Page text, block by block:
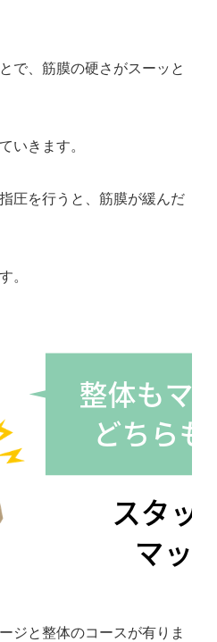
で、筋膜の硬さがスーッと
いきます。
圧を行うと、筋膜が緩んだ
。
ジと整体のコースが有りま